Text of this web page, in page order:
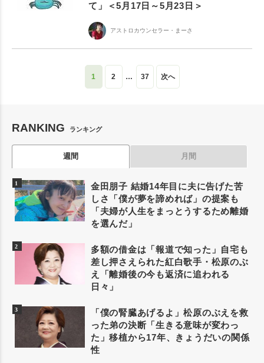
て」＜5月17日～5月23日＞
アストロカウンセラー・まーさ
1 2 … 37 次へ
RANKING ランキング
週間 月間
金田朋子 結婚14年目に夫に告げた苦
しさ「僕が夢を諦めれば」の提案も
「夫婦が人生をまっとうするため離婚
を選んだ」
多額の借金は「報道で知った」自宅も
差し押さえられた紅白歌手・松原のぶ
え「離婚後の今も返済に追われる
日々」
「僕の腎臓あげるよ」松原のぶえを救
った弟の決断「生きる意味が変わっ
た」移植から17年、きょうだいの関係
性